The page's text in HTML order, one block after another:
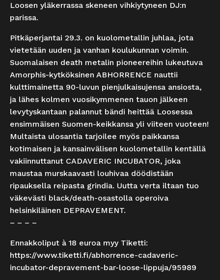
Loosen yläkerrassa skeneen vihkiytyneen DJ:n
parissa.
Pitkäperjantai 29.3. on kuolometallin juhlaa, jota
vietetään uuden ja vanhan koulukunnan voimin.
Suomalaisen death metalin pioneereihin lukeutuva
Amorphis-kytköksinen ABHORRENCE nauttii
kulttimainetta 90-luvun pienjulkaisujensa ansiosta,
ja lähes kolmen vuosikymmenen tauon jälkeen
levytyskantaan palannut bändi heittää Loosessa
ensimmäisen Suomen-keikkansa yli viiteen vuoteen!
Multaista ulosantia tarjoilee myös paikkansa
kotimaisen ja kansainvälisen kuolometallin kentällä
vakiinnuttanut CADAVERIC INCUBATOR, joka
maustaa murskaavasti louhivaa döödistään
ripauksella reipasta grindia. Uutta verta iltaan tuo
väkevästi black/death-osastolla operoiva
helsinkiläinen DEPRAVEMENT.
– – – –
Ennakkoliput à 18 euroa myy Tiketti:
https://www.tiketti.fi/abhorrence-cadaveric-
incubator-depravement-bar-loose-lippuja/95989